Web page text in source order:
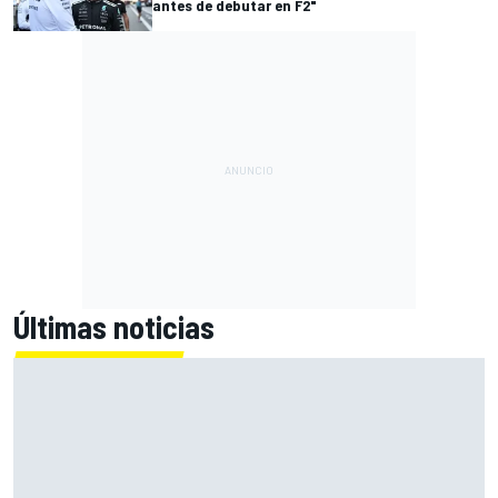
antes de debutar en F2"
Últimas noticias